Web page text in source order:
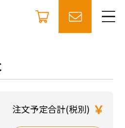
注文予定合計(税別) ￥